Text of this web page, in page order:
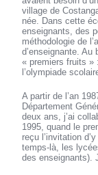
village de
née. Dans cette
enseignants, des
méthodologie de
d’enseignante.
« premiers fruits »
l’olympiade
A partir de l’an
Département
deux ans, j’ai
1995, quand le
reçu l’invitation
temps-là, les
des enseignants).